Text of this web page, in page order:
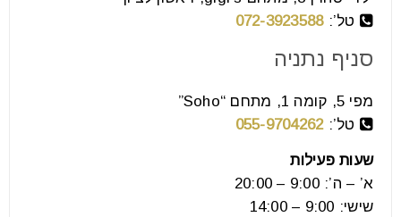
21 יול
נקודת המיקוד במרבית חדרי הסלון היא הטלוויזיה. האופן
שילווה
טל’:072-3923588
סניף נתניה
מפי 5, קומה 1, מתחם “Soho”
טל’:055-9704262
שעות פעילות
א’ – ה’: 9:00 – 20:00
שישי: 9:00 – 14:00